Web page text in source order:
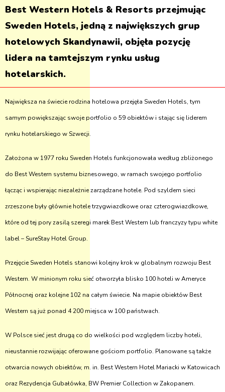
Best Western Hotels & Resorts przejmując
Sweden Hotels, jedną z największych grup
hotelowych Skandynawii, objęła pozycję
lidera na tamtejszym rynku usług
hotelarskich.
Największa na świecie rodzina hotelowa przejęła Sweden Hotels, tym
samym powiększając swoje portfolio o 59 obiektów i stając się liderem
rynku hotelarskiego w Szwecji.
Założona w 1977 roku Sweden Hotels funkcjonowała według zbliżonego
do Best Western systemu biznesowego, w ramach swojego portfolio
łącząc i wspierając niezależnie zarządzane hotele. Pod szyldem sieci
zrzeszone były głównie hotele trzygwiazdkowe oraz czterogwiazdkowe,
które od tej pory zasilą szeregi marek Best Western lub franczyzy typu white
label – SureStay Hotel Group.
Przejęcie Sweden Hotels stanowi kolejny krok w globalnym rozwoju Best
Western. W minionym roku sieć otworzyła blisko 100 hoteli w Ameryce
Północnej oraz kolejne 102 na całym świecie. Na mapie obiektów Best
Western są już ponad 4 200 miejsca w 100 państwach.
W Polsce sieć jest drugą co do wielkości pod względem liczby hoteli,
nieustannie rozwijając oferowane gościom portfolio. Planowane są także
otwarcia nowych obiektów, m. in. Best Western Hotel Mariacki w Katowicach
oraz Rezydencja Gubałówka, BW Premier Collection w Zakopanem.